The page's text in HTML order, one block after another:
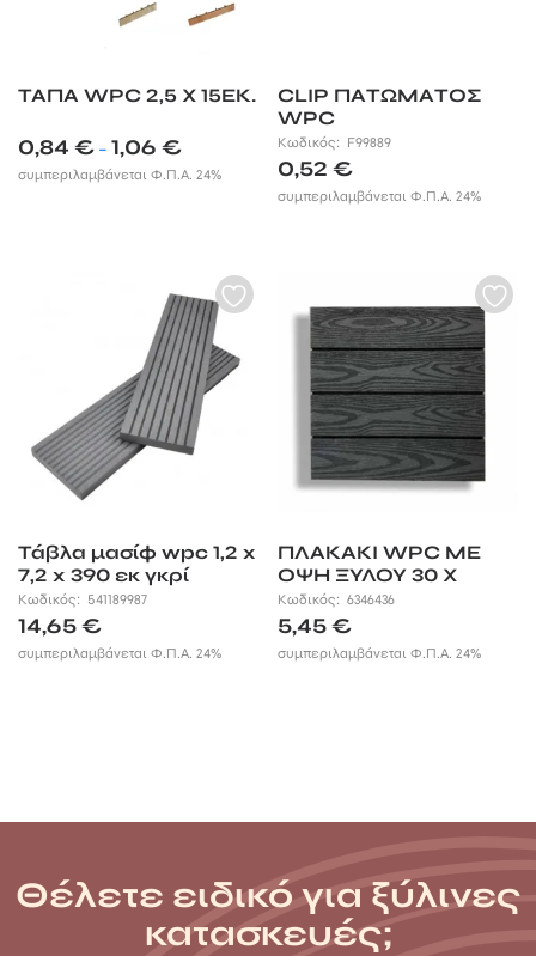
ΤΑΠΑ WPC 2,5 X 15ΕΚ.
0,84 € – 1,06 €
range:
συμπεριλαμβάνεται Φ.Π.Α. 24%
CLIP ΠΑΤΩΜΑΤΟΣ
WPC
Κωδικός: F99889
0,52€
συμπεριλαμβάνεται Φ.Π.Α. 24%
Τάβλα μασίφ wpc 1,2 x
7,2 x 390 εκ γκρί
Κωδικός: 541189987
14,65€
συμπεριλαμβάνεται Φ.Π.Α. 24%
ΠΛΑΚΑΚΙ WPC ΜΕ
ΟΨΗ ΞΥΛΟΥ 30 X
30ΕΚ. | ΓΚΡΙ ΣΚΟΥΡΟ
Κωδικός:6346436
5,45€
συμπεριλαμβάνεται Φ.Π.Α. 24%
Θέλετε ειδικό για ξύλινες
κατασκευές;